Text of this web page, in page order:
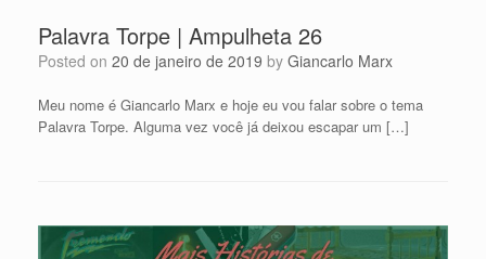
Palavra Torpe | Ampulheta 26
Posted on 20 de janeiro de 2019 by Giancarlo Marx
Meu nome é Giancarlo Marx e hoje eu vou falar sobre o tema
Palavra Torpe. Alguma vez você já deixou escapar um […]